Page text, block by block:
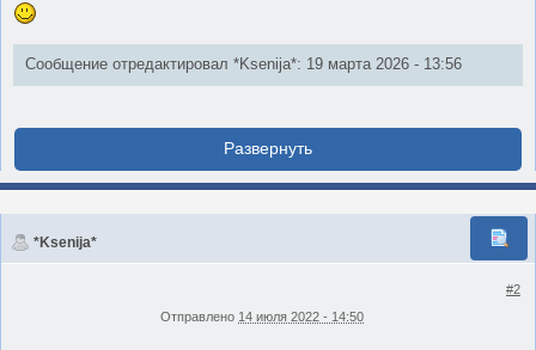
Сообщение отредактировал *Ksenija*: 19 марта 2026 - 13:56
*Ksenija*
#2
Отправлено 14 июля 2022 - 14:50